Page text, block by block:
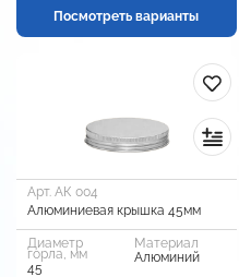
Посмотреть варианты
Арт. АК 004
Алюминиевая крышка 45мм
Диаметр
горла, мм
45
Материал
Алюминий